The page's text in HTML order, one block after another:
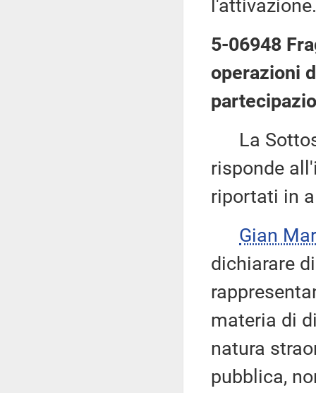
l'attivazione.
5-06948
operazioni
La
risponde
riportati in
Gian
dichiarare
materia di
natura
pubblica,